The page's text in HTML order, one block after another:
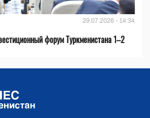
29.07.2026 - 14:34
форум Туркменистана 1–2